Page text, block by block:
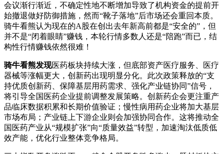
会议渐行渐近，不确定性地不断增加导致了机构资金的提前开
始撤退做好防御措施，然而“靴子落地”后市场还会重回本质。
骑牛看熊认为现在的A股在创出去年新高前都是“安全的”，但
并不是“闭着眼睛”赚钱，本轮行情多数人还是“陪跑”而已，结
构性行情赚钱依然很难！
骑牛看熊发现医药板块持续大涨，但底部资产医疗服务、医疗
器械等涨幅更大，创新药出现明显分化。此次政策释放的“支
持优质创新药、保障基层用药需求、强化产业链协同”信号，
将引导全国医药企业提前调整发展策略。创新药企会更注重产
品临床数据积累和长期价值验证；慢性病用药企业将加大基层
市场布局；产业链上下游企业则会加强协同合作。这将推动全
国医药产业从“规模扩张”向“质量效益”转型，加速淘汰低质低
效产能，优化行业整体竞争格局。